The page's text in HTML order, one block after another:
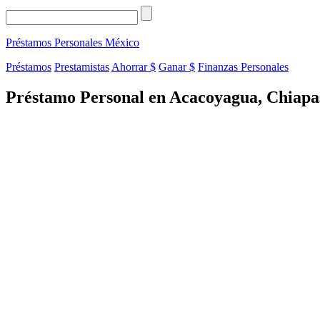
Préstamos Personales México
Préstamos Prestamistas Ahorrar $ Ganar $ Finanzas Personales
Préstamo Personal en Acacoyagua,